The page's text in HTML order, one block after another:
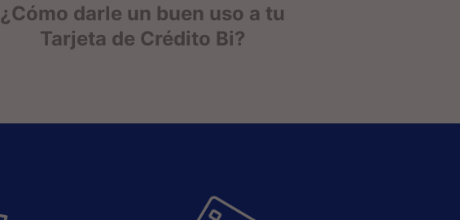
¿Cómo darle un buen uso a tu
Tarjeta de Crédito Bi?